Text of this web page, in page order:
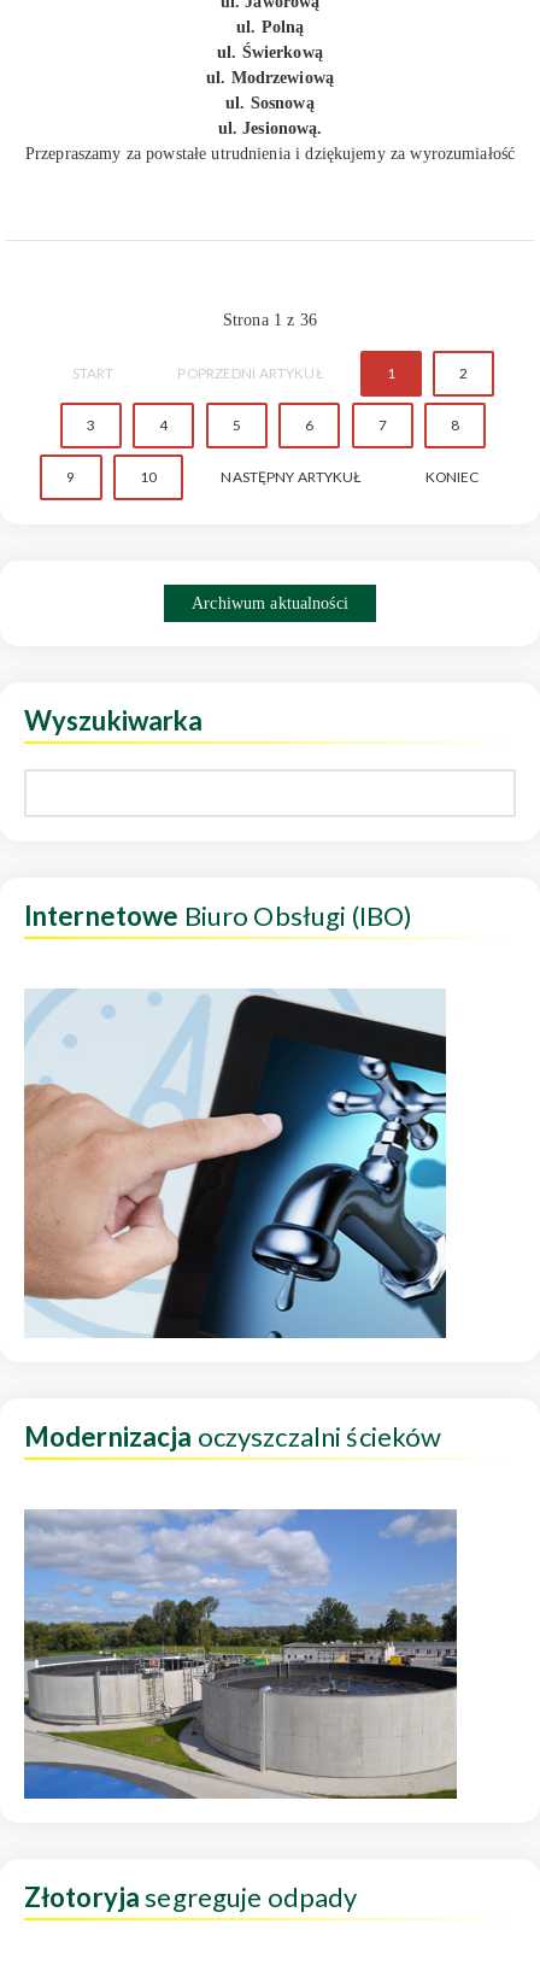
ul. Polną
ul. Świerkową
ul. Modrzewiową
ul. Sosnową
ul. Jesionową.
Przepraszamy za powstałe utrudnienia i dziękujemy za wyrozumiałość
Strona 1 z 36
START POPRZEDNI ARTYKUŁ 1 2
3 4 5 6 7 8
9 10 NASTĘPNY ARTYKUŁ KONIEC
Archiwum aktualności
Wyszukiwarka
Internetowe Biuro Obsługi (IBO)
Modernizacja oczyszczalni ścieków
Złotoryjasegreguje odpady